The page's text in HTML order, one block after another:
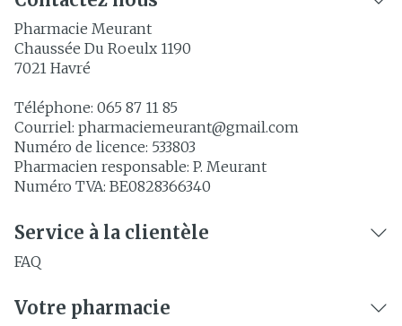
Pharmacie Meurant
Chaussée Du Roeulx 1190
7021 Havré
Téléphone: 065 87 11 85
Courriel: pharmaciemeurant@gmail.com
Numéro de licence: 533803
Pharmacien responsable: P. Meurant
Numéro TVA: BE0828366340
Service à la clientèle
FAQ
Votre pharmacie